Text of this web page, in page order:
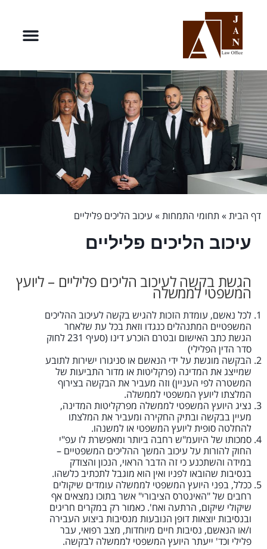
דף הבית » תחומי התמחות » עיכוב הליכים פליליים
עיכוב הליכים פליליים
הגשת בקשה לעיכוב הליכים פליליים – ליועץ
המשפטי לממשלה
לכל נאשם, עומדת הזכות להגיש בקשה לעיכוב ההליכים
המשפטיים המתנהלים כנגדו וזאת בכל עת שלאחר
הגשת כתב האישום ובטרם הוכרע דינו (סעיף 231 לחוק
סדר הדין הפלילי)
הבקשה מוגשת על ידי הנאשם או סניגורו ישירות לתובע
שמייצג את המדינה (פרקליטות או מדור התביעות של
המשטרה לפי העניין) וזה מעביר את הבקשה בצירוף
המלצתו ליועץ המשפטי לממשלה.
נציג היועץ המשפטי לממשלה מפרקליטות המדינה,
מעיין בבקשה ובתיק החקירה ומעביר את המלצתו
להחלטה סופית ליועץ המשפטי או למשנהו.
סמכותו של היועמ"ש רחבה ביותר ומאפשרת לו עפ"י
החוק להורות על עיכוב המשך ההליכים המשפטיים –
במידה והשתכנע כי זה הדבר הראוי, הנכון והצודק
בנסיבות שהובאו לפניו ואין הוא מוגבל לתכתיב כלשהו.
ככלל, בפני היועץ המשפטי לממשלה עומדים שיקולים
רחבים של "האינטרס הציבורי" אשר בתוכו נמצאים אף
שיקולי שיקום, הרתעה ואח'. כאמור רק במקרים חריגים
ובנסיבות יוצאות דופן הנובעות מנסיבות ביצוע העבירה
ו/או הנאשם, נסיבות חיים מיוחדות, מצב רפואי, עבר
פלילי וכד' ייעתר היועץ המשפטי לממשלה לבקשה.